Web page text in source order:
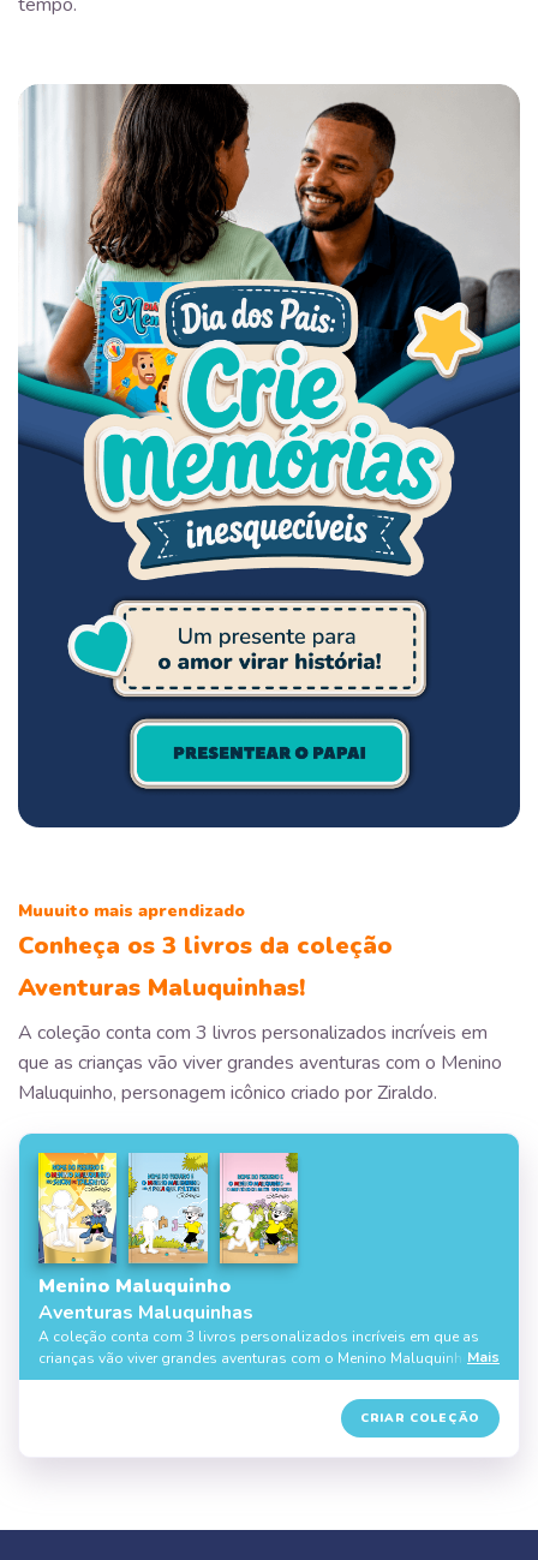
Muuuito mais aprendizado
Conheça os 3 livros da coleção
Aventuras Maluquinhas!
A coleção conta com 3 livros personalizados incríveis em
que as crianças vão viver grandes aventuras com o Menino
Maluquinho, personagem icônico criado por Ziraldo.
Menino Maluquinho
Aventuras Maluquinhas
A coleção conta com 3 livros personalizados incríveis em que as
crianças vão viver grandes aventuras com o Menino Maluquinho,
personagem icônico criado por Ziraldo.
Mais
CRIAR COLEÇÃO